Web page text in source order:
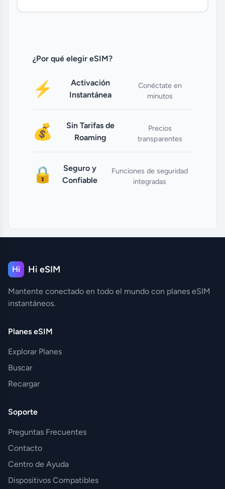
¿Por qué elegir eSIM?
⚡
Activación
Instantánea
Conéctate en
minutos
💰
Sin Tarifas de
Roaming
Precios
transparentes
🔒
Seguro y
Confiable
Funciones de seguridad
integradas
Hi Hi eSIM
Mantente conectado en todo el mundo con planes eSIM
instantáneos.
Planes eSIM
Explorar Planes
Buscar
Recargar
Soporte
Preguntas Frecuentes
Contacto
Centro de Ayuda
Dispositivos Compatibles